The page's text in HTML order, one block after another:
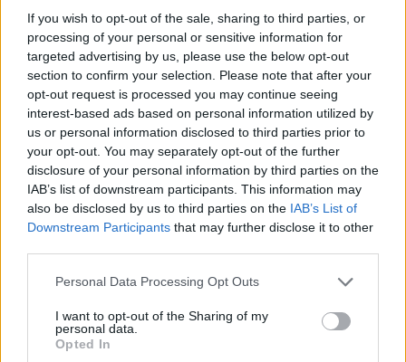
If you wish to opt-out of the sale, sharing to third parties, or
processing of your personal or sensitive information for
targeted advertising by us, please use the below opt-out
section to confirm your selection. Please note that after your
opt-out request is processed you may continue seeing
interest-based ads based on personal information utilized by
us or personal information disclosed to third parties prior to
your opt-out. You may separately opt-out of the further
disclosure of your personal information by third parties on the
IAB’s list of downstream participants. This information may
also be disclosed by us to third parties on the IAB’s List of
Downstream Participants that may further disclose it to other
Please note that this website/app uses one or more Google
not limited to your visit or usage behaviour. You may click to
grant or deny consent to Google and its third-party tags to
use your data for below specified purposes in below Google
Personal Data Processing Opt Outs
I want to opt-out of the Sharing of my
personal data.
Opted In
legyen a Google-találatokban!
Facebookon is!